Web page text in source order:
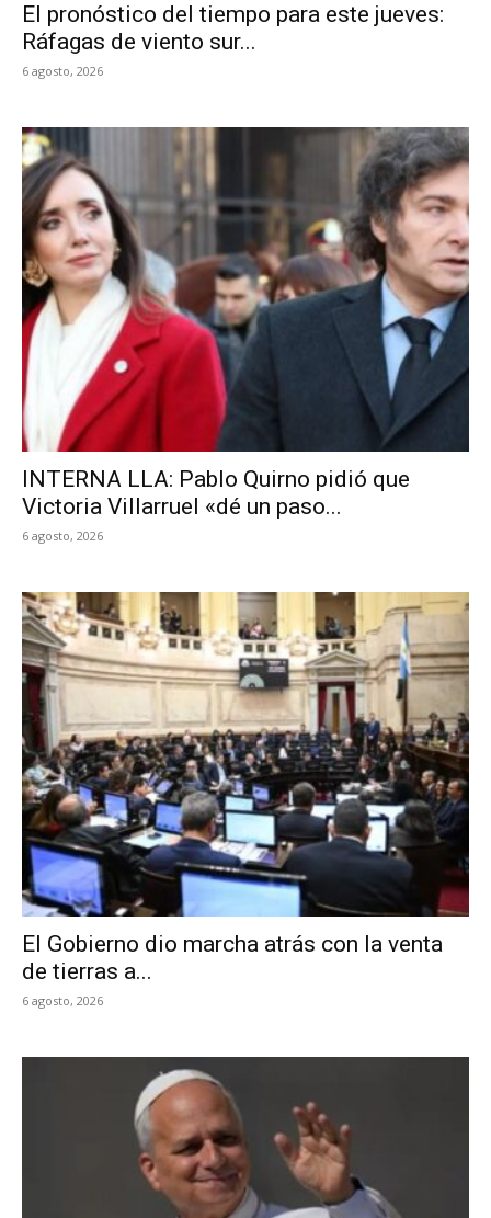
El pronóstico del tiempo para este jueves:
Ráfagas de viento sur...
6 agosto, 2026
INTERNA LLA: Pablo Quirno pidió que
Victoria Villarruel «dé un paso...
6 agosto, 2026
El Gobierno dio marcha atrás con la venta
de tierras a...
6 agosto, 2026